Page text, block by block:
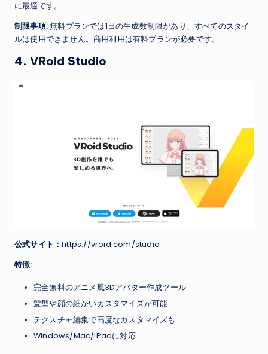
に最適です。
制限事項:無料プランでは1日の生成数制限があり、すべてのスタイ
ルは使用できません。商用利用は有料プランが必要です。
4. VRoid Studio
公式サイト：https://vroid.com/studio
特徴:
完全無料のアニメ風3Dアバター作成ツール
髪型や顔の細かいカスタマイズが可能
テクスチャ編集で高度なカスタマイズも
Windows/Mac/iPadに対応